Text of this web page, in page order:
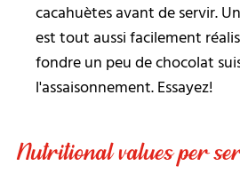
cacahuètes avant de servir.
est tout aussi facilement
fondre un peu de chocolat
l'assaisonnement. Essayez!
Nutritional values per